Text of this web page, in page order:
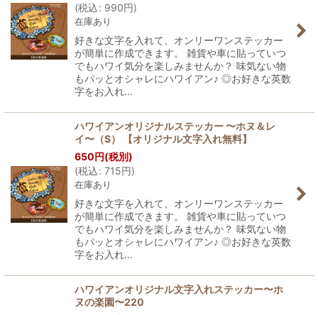
(税込: 990円)
在庫あり
好きな文字を入れて、オンリーワンステッカー
が簡単に作成できます。 雑貨や車に貼っていつ
でもハワイ気分を楽しみませんか？ 味気ない物
もパッとオシャレにハワイアン♪ ◎お好きな英数
字をお入れ…
ハワイアンオリジナルステッカー 〜ホヌ＆レ
イ〜（S） 【オリジナル文字入れ無料】
650円(税別)
(税込: 715円)
在庫あり
好きな文字を入れて、オンリーワンステッカー
が簡単に作成できます。 雑貨や車に貼っていつ
でもハワイ気分を楽しみませんか？ 味気ない物
もパッとオシャレにハワイアン♪ ◎お好きな英数
字をお入れ…
ハワイアンオリジナル文字入れステッカー〜ホ
ヌの楽園〜220